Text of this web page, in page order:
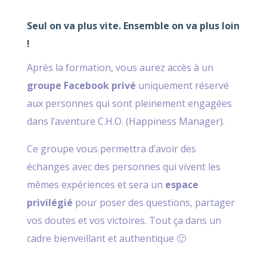
Seul on va plus vite. Ensemble on va plus loin
!
Après la formation, vous aurez accès à un
groupe Facebook privé uniquement réservé
aux personnes qui sont pleinement engagées
dans l’aventure C.H.O. (Happiness Manager).
Ce groupe vous permettra d’avoir des
échanges avec des personnes qui vivent les
mêmes expériences et sera un espace
privilégié pour poser des questions, partager
vos doutes et vos victoires. Tout ça dans un
cadre bienveillant et authentique 🙂